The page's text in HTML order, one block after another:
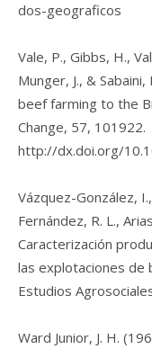
dos-geograficos
Vale, P., Gibbs, H.,
Munger, J., &
beef farming to the
Change, 57, 101922.
http://dx.doi.org/
Vázquez-González,
Fernández, R. L.,
Caracterización
las explotaciones de
Estudios
Ward Junior, J. H.